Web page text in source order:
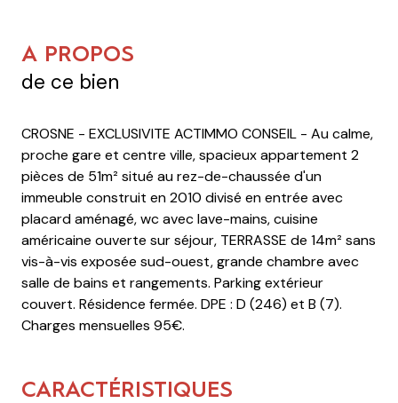
A PROPOS
de ce bien
CROSNE - EXCLUSIVITE ACTIMMO CONSEIL - Au calme,
proche gare et centre ville, spacieux appartement 2
pièces de 51m² situé au rez-de-chaussée d'un
immeuble construit en 2010 divisé en entrée avec
placard aménagé, wc avec lave-mains, cuisine
américaine ouverte sur séjour, TERRASSE de 14m² sans
vis-à-vis exposée sud-ouest, grande chambre avec
salle de bains et rangements. Parking extérieur
couvert. Résidence fermée. DPE : D (246) et B (7).
Charges mensuelles 95€.
CARACTÉRISTIQUES